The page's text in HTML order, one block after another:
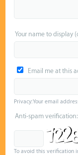
Your name to display
Email me at this
Privacy: Your email
Anti-spam verification:
To avoid this verification